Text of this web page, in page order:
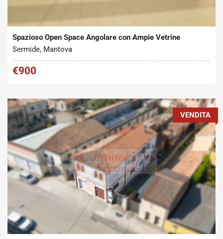
Tipo contratto:
Spazioso Open Space Angolare con Ampie Vetrine
Sermide, Mantova
€900
Vendita
Metratura Commerciale:
100 m2
VENDITA